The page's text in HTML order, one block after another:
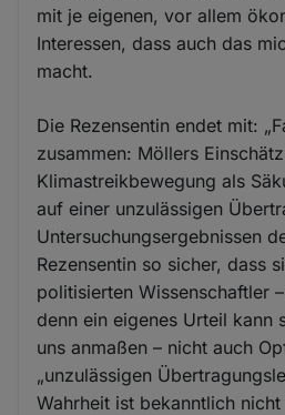
mit je eigenen, vor allem
Interessen, dass auch das
macht.
Die Rezensentin endet mit:
zusammen: Möllers
Klimastreikbewegung als
auf einer unzulässigen
Untersuchungsergebnissen
Rezensentin so sicher, dass
politisierten Wissenschaftler
denn ein eigenes Urteil kann
uns anmaßen – nicht auch
„unzulässigen
Wahrheit ist bekanntlich